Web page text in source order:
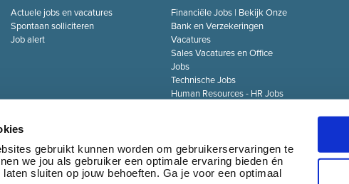
gebruikt kunnen worden om gebruikerservaringen te
we jou als gebruiker een optimale ervaring bieden én
sluiten op jouw behoeften. Ga je voor een optimaal
Actuele jobs en vacatures
Spontaan solliciteren
Job alert
Financiële Jobs | Bekijk Onze
Bank en Verzekeringen
Vacatures
Sales Vacatures en Office
Jobs
Technische Jobs
Human Resources - HR Jobs
Transport & Logistiek Jobs
Marketing & communicatie
Jobs